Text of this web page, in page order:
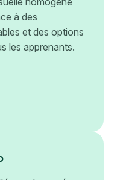
à des
et des options
les apprenants.